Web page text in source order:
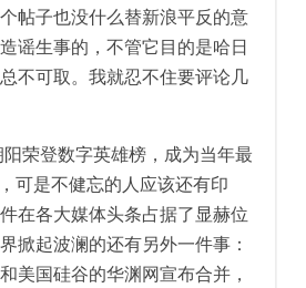
帖子也没什么替新浪平反的意
谣生事的，不管它目的是哈日
不可取。我就忍不住要评论几
登数字英雄榜，成为当年最
可是不健忘的人应该还有印
在各大媒体头条占据了显赫位
掀起波澜的还有另外一件事：
美国硅谷的华渊网宣布合并，